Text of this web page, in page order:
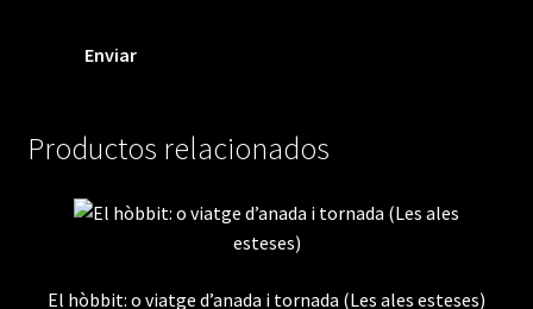
Productos relacionados
El hòbbit: o viatge d’anada i tornada (Les ales esteses)